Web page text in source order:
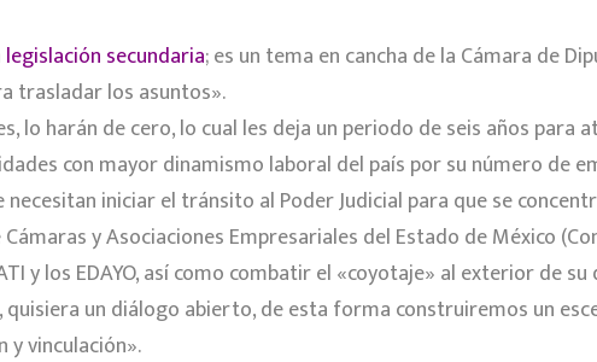
legislación secundaria; es un tema en cancha de la Cámara de
trasladar los asuntos».
lo harán de cero, lo cual les deja un periodo de seis años para
con mayor dinamismo laboral del país por su número de
iniciar el tránsito al Poder Judicial para que se
y Asociaciones Empresariales del Estado de México
y los EDAYO, así como combatir el «coyotaje» al exterior de
un diálogo abierto, de esta forma construiremos un
y vinculación».